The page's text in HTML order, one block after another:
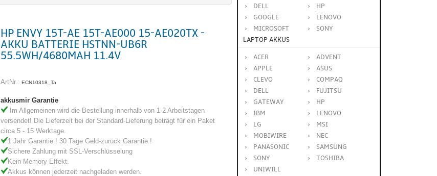
HP ENVY 15T-AE 15T-AE000 15-AE020TX -
AKKU BATTERIE HSTNN-UB6R
55.5WH/4680MAH 11.4V
ArtNr.:ECN10318_Ta
akkusmir Garantie
Im Allgemeinen wird die Bestellung innerhalb von 1-2 Arbeitstagen
versendet! Die Lieferzeit bei der Standard-Lieferung beträgt für ein Paket
circa 5 - 15 Werktage.
1 Jahr Garantie ! 30 Tage Geld-zurück Garantie !
Sichere Zahlung mit SSL-Verschlüsselung
Kein Memory Effekt.
Akkus können jederzeit nachgeladen werden.
DELL
HP
GOOGLE
LENOVO
MICROSOFT
SONY
LAPTOP AKKUS
ACER
ADVENT
APPLE
ASUS
CLEVO
COMPAQ
DELL
FUJITSU
GATEWAY
HP
IBM
LENOVO
LG
MSI
MOBIWIRE
NEC
PANASONIC
SAMSUNG
SONY
TOSHIBA
UNIWILL